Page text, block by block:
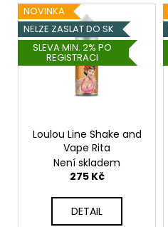
NOVINKA
NELZE ZASLAT DO SK
SLEVA MIN. 2% PO
REGISTRACI
Loulou Line Shake and
Vape Rita
Není skladem
275 Kč
DETAIL
ELF
BAR
600
20MG